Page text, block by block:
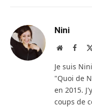
Nini
Site
Je suis
"Quoi de
en 2015.
coups de